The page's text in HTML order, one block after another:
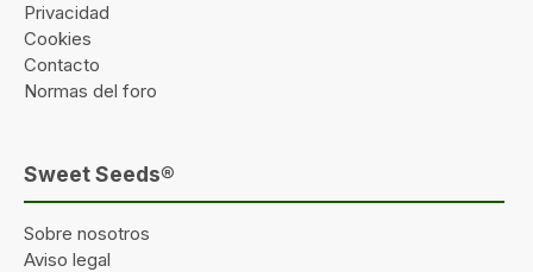
Privacidad
Cookies
Contacto
Normas del foro
Sweet Seeds®
Sobre nosotros
Aviso legal